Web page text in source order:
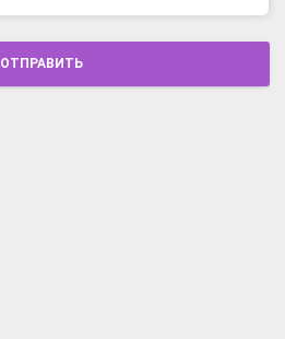
ОТПРАВИТЬ